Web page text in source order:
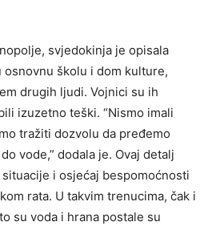
svjedokinja je opisala
školu i dom kulture,
drugih ljudi. Vojnici su ih
izuzetno teški. “Nismo imali
tražiti dozvolu da pređemo
vode,” dodala je. Ovaj detalj
i osjećaj bespomoćnosti
rata. U takvim trenucima, čak i
su voda i hrana postale su